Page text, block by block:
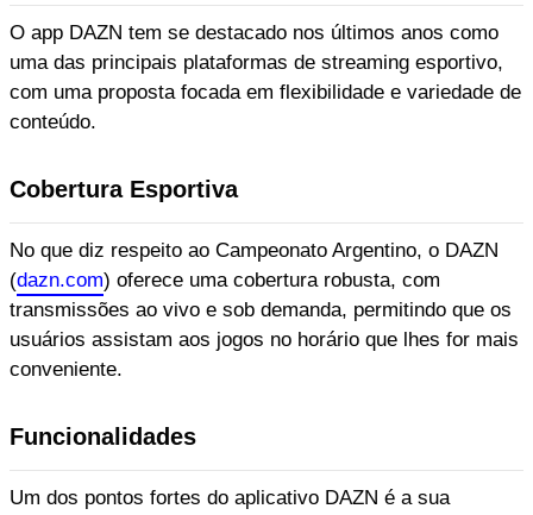
O app DAZN tem se destacado nos últimos anos como
uma das principais plataformas de streaming esportivo,
com uma proposta focada em flexibilidade e variedade de
conteúdo.
Cobertura Esportiva
No que diz respeito ao Campeonato Argentino, o DAZN
(dazn.com) oferece uma cobertura robusta, com
transmissões ao vivo e sob demanda, permitindo que os
usuários assistam aos jogos no horário que lhes for mais
conveniente.
Funcionalidades
Um dos pontos fortes do aplicativo DAZN é a sua